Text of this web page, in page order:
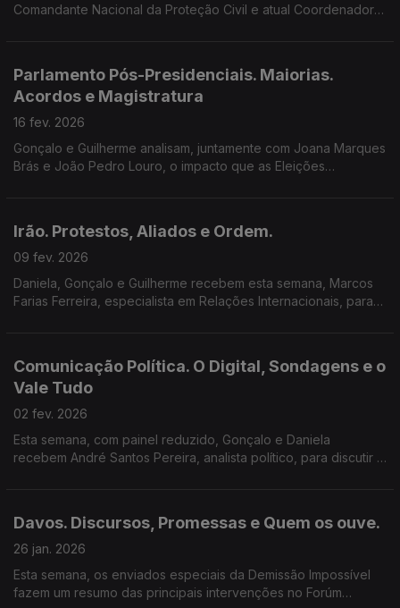
Comandante Nacional da Proteção Civil e atual Coordenador
Parlamento Pós-Presidenciais. Maiorias.
Acordos e Magistratura
16 fev. 2026
Gonçalo e Guilherme analisam, juntamente com Joana Marques
Brás e João Pedro Louro, o impacto que as Eleições
Irão. Protestos, Aliados e Ordem.
09 fev. 2026
Daniela, Gonçalo e Guilherme recebem esta semana, Marcos
Farias Ferreira, especialista em Relações Internacionais, para
Comunicação Política. O Digital, Sondagens e o
Vale Tudo
02 fev. 2026
Esta semana, com painel reduzido, Gonçalo e Daniela
recebem André Santos Pereira, analista político, para discutir o
Davos. Discursos, Promessas e Quem os ouve.
26 jan. 2026
Esta semana, os enviados especiais da Demissão Impossível
fazem um resumo das principais intervenções no Forúm